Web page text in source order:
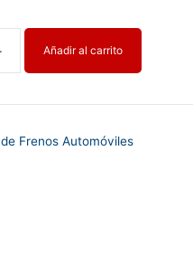
Añadir al carrito
Frenos Automóviles